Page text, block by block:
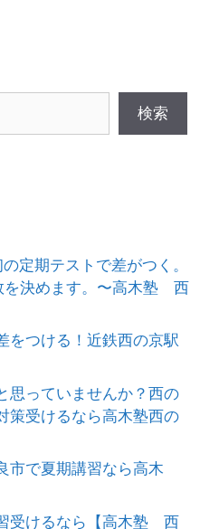
検索
定期テストで差がつく。
を決めます。〜高木塾 西
をつける！近鉄西の京駅
思っていませんか？西の
策受けるなら高木塾西の
市で夏期講習なら高木
受けるなら【高木塾 西